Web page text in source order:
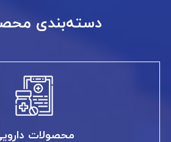
دسته‌بندی
محصولات